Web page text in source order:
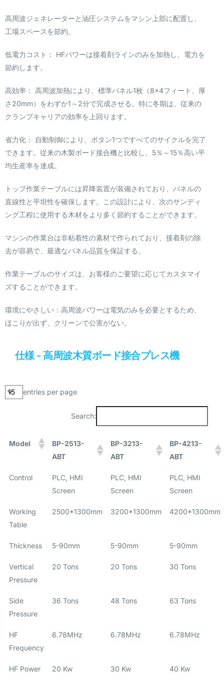
高周波ジェネレーターと油圧システムをマシン上部に配置し、
工場スペースを節約。
低電力コスト： HFパワーは接着剤ラインのみを加熱し、電力を
節約します。
高効率： 高周波加熱により、標準パネル1枚（8×4フィート、厚
さ20mm）をわずか1～2分で完成させる。特に冬期は、従来の
クランプキャリアの効率を上回ります。
省力化： 自動制御により、ボタン1つですべてのサイクルを完了
できます。従来の木製ボード接合機と比較し、5％～15％高い平
均生産率を達成。
トップ作業テーブルには昇降装置が装備されており、パネルの
直線性と平坦性を確保します。この設計により、次のサンディ
ング工程に使用する木材をより多く節約することができます。
マシンの作業台は非粘着性の素材で作られており、接着剤の除
去が容易で、最適なパネル品質を保証する。
作業テーブルのサイズは、お客様のご要望に応じてカスタマイ
ズすることができます。
環境にやさしい：高周波パワーは電気のみを必要とするため、
ほこりが出ず、クリーンで公害がない。
仕様 - 高周波木質ボード接合プレス機
entries per page
Search:
Model
BP-2513-
ABT
BP-3213-
ABT
BP-4213-
ABT
Control
PLC, HMI
Screen
PLC, HMI
Screen
PLC, HMI
Screen
Working
Table
2500*1300mm 3200*1300mm 4200*1300mm
Thickness 5-90mm 5-90mm 5-90mm
Vertical
Pressure
20 Tons 20 Tons 30 Tons
Side
Pressure
36 Tons 48 Tons 63 Tons
HF
Frequency
6.78MHz 6.78MHz 6.78MHz
HF Power 20 Kw 30 Kw 40 Kw